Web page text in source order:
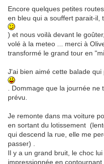
Encore quelques petites
en bleu qui a souffert parait-il,
) et nous voilà devant le
volé à la meteo ... merci à
transformé le grand tour en
J'ai bien aimé cette balade
. Dommage que la journée
prévu.
Je remonte dans ma voiture
en sortant du lotissement
qui descend la rue, elle me
passer) .
Il y a un grand bruit, le choc
impressionnée en